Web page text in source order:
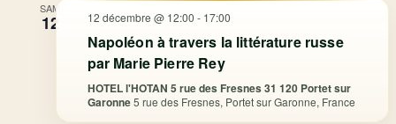
SAM
12 12 décembre @ 12:00 - 17:00
Napoléon à travers la littérature russe
par Marie Pierre Rey
HOTEL l'HOTAN 5 rue des Fresnes 31 120 Portet sur
Garonne5 rue des Fresnes, Portet sur Garonne, France